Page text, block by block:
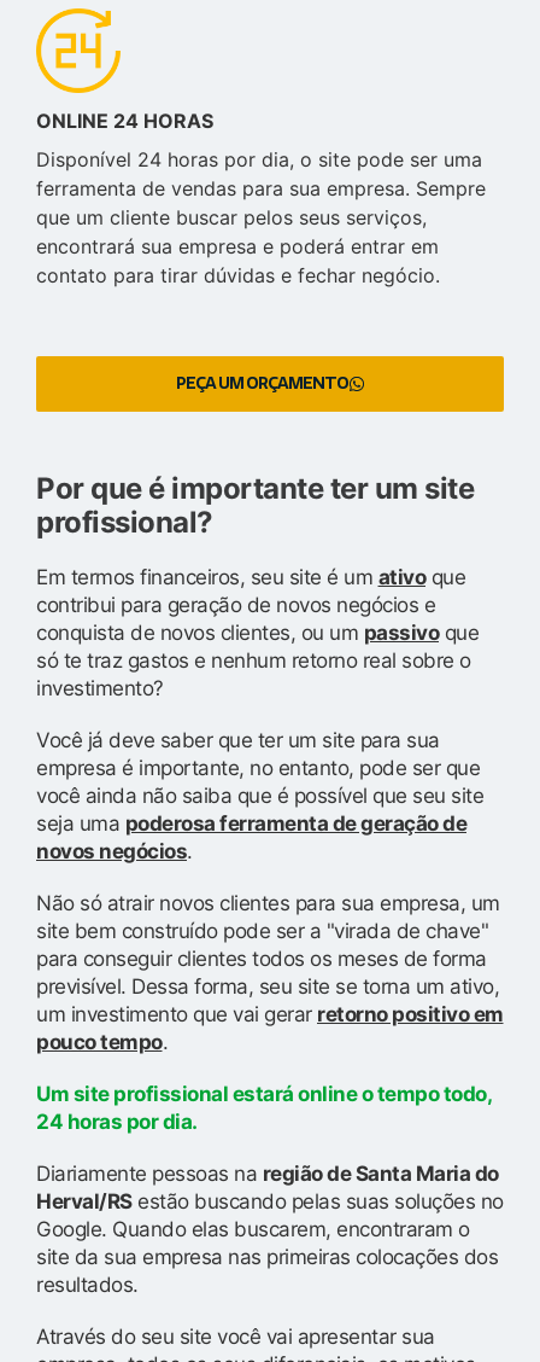
ONLINE 24 HORAS
Disponível 24 horas por dia, o site pode ser uma
ferramenta de vendas para sua empresa. Sempre
que um cliente buscar pelos seus serviços,
encontrará sua empresa e poderá entrar em
contato para tirar dúvidas e fechar negócio.
PEÇA UM ORÇAMENTO
Por que é importante ter um site
profissional?
Em termos financeiros, seu site é um ativoque
contribui para geração de novos negócios e
conquista de novos clientes, ou um passivoque
só te traz gastos e nenhum retorno real sobre o
investimento?
Você já deve saber que ter um site para sua
empresa é importante, no entanto, pode ser que
você ainda não saiba que é possível que seu site
seja uma poderosa ferramenta de geração de
novos negócios.
Não só atrair novos clientes para sua empresa, um
site bem construído pode ser a "virada de chave"
para conseguir clientes todos os meses de forma
previsível. Dessa forma, seu site se torna um ativo,
um investimento que vai gerar retorno positivo em
pouco tempo.
Um site profissional estará online o tempo todo,
24 horas por dia.
Diariamente pessoas na região de Santa Maria do
Herval/RSestão buscando pelas suas soluções no
Google. Quando elas buscarem, encontraram o
site da sua empresa nas primeiras colocações dos
resultados.
Através do seu site você vai apresentar sua